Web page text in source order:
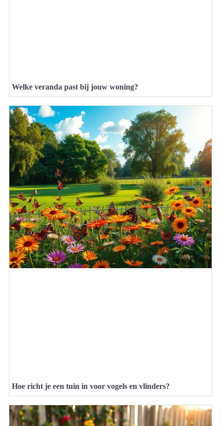
Welke veranda past bij jouw woning?
Hoe richt je een tuin in voor vogels en vlinders?